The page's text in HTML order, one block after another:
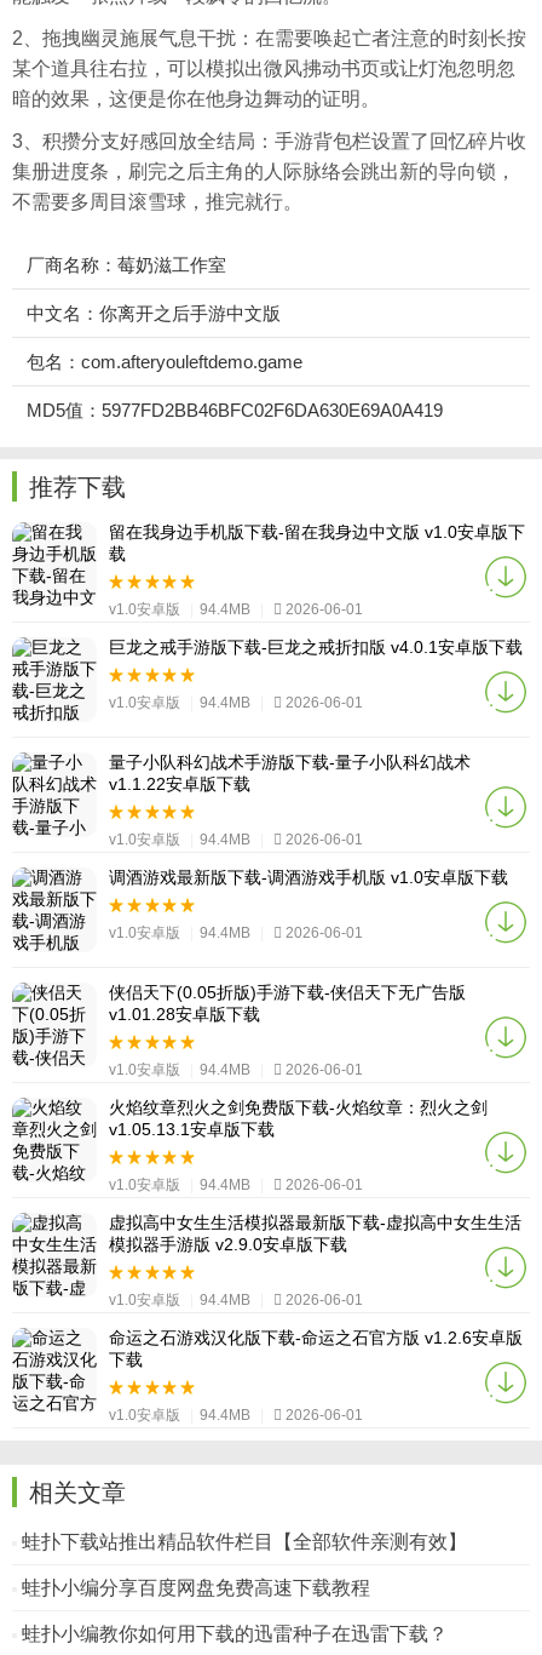
2、拖拽幽灵施展气息干扰：在需要唤起亡者注意的时刻长按
某个道具往右拉，可以模拟出微风拂动书页或让灯泡忽明忽
暗的效果，这便是你在他身边舞动的证明。
3、积攒分支好感回放全结局：手游背包栏设置了回忆碎片收
集册进度条，刷完之后主角的人际脉络会跳出新的导向锁，
不需要多周目滚雪球，推完就行。
厂商名称：莓奶滋工作室
中文名：你离开之后手游中文版
包名：com.afteryouleftdemo.game
MD5值：5977FD2BB46BFC02F6DA630E69A0A419
推荐下载
留在我身边手机版下载-留在我身边中文版 v1.0安卓版下
载
v1.0安卓版 94.4MB 2026-06-01
巨龙之戒手游版下载-巨龙之戒折扣版 v4.0.1安卓版下载
v1.0安卓版 94.4MB 2026-06-01
量子小队科幻战术手游版下载-量子小队科幻战术
v1.1.22安卓版下载
v1.0安卓版 94.4MB 2026-06-01
调酒游戏最新版下载-调酒游戏手机版 v1.0安卓版下载
v1.0安卓版 94.4MB 2026-06-01
侠侣天下(0.05折版)手游下载-侠侣天下无广告版
v1.01.28安卓版下载
v1.0安卓版 94.4MB 2026-06-01
火焰纹章烈火之剑免费版下载-火焰纹章：烈火之剑
v1.05.13.1安卓版下载
v1.0安卓版 94.4MB 2026-06-01
虚拟高中女生生活模拟器最新版下载-虚拟高中女生生活
模拟器手游版 v2.9.0安卓版下载
v1.0安卓版 94.4MB 2026-06-01
命运之石游戏汉化版下载-命运之石官方版 v1.2.6安卓版
下载
v1.0安卓版 94.4MB 2026-06-01
相关文章
蛙扑下载站推出精品软件栏目【全部软件亲测有效】
蛙扑小编分享百度网盘免费高速下载教程
蛙扑小编教你如何用下载的迅雷种子在迅雷下载？